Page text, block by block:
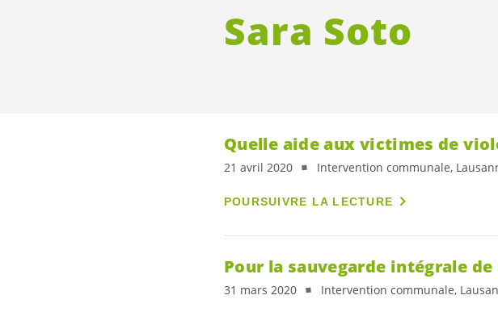
Sara Soto
Quelle aide aux victimes de
21 avril 2020 Intervention communale,
POURSUIVRE LA LECTURE
Pour la sauvegarde intégrale de
31 mars 2020 Intervention communale,